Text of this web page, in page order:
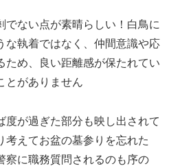
でない点が素晴らしい！白鳥に
な執着ではなく、仲間意識や応
ため、良い距離感が保たれてい
とがありません
度が過ぎた部分も映し出されて
考えてお盆の墓参りを忘れた
察に職務質問されるのも序の